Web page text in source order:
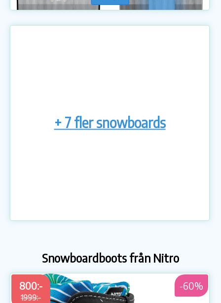
+ 7 fler snowboards
Snowboardboots från Nitro
800:-
1999:-
-60%